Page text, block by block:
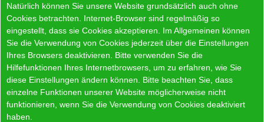
Natürlich können Sie unsere Website grundsätzlich auch ohne
Cookies betrachten. Internet-Browser sind regelmäßig so
eingestellt, dass sie Cookies akzeptieren. Im Allgemeinen können
Sie die Verwendung von Cookies jederzeit über die Einstellungen
Ihres Browsers deaktivieren. Bitte verwenden Sie die
Hilfefunktionen Ihres Internetbrowsers, um zu erfahren, wie Sie
diese Einstellungen ändern können. Bitte beachten Sie, dass
einzelne Funktionen unserer Website möglicherweise nicht
funktionieren, wenn Sie die Verwendung von Cookies deaktiviert
haben.